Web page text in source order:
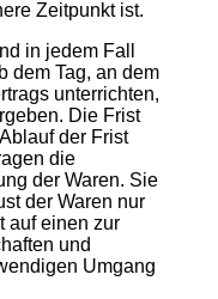
Zeitpunkt ist.
in jedem Fall
dem Tag, an dem
unterrichten,
Die Frist
der Frist
die
der Waren. Sie
der Waren nur
auf einen zur
und
Umgang